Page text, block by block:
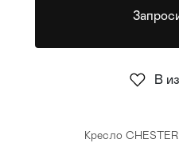
Кресло
В